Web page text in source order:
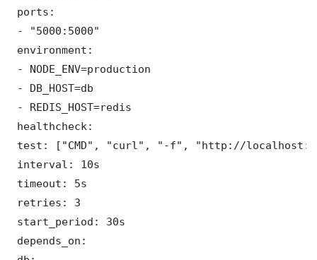
ports:
- "5000:5000"
environment:
- NODE_ENV=production
- DB_HOST=db
- REDIS_HOST=redis
healthcheck:
test: ["CMD", "curl", "-f", "http://
interval: 10s
timeout: 5s
retries: 3
start_period: 30s
depends_on: